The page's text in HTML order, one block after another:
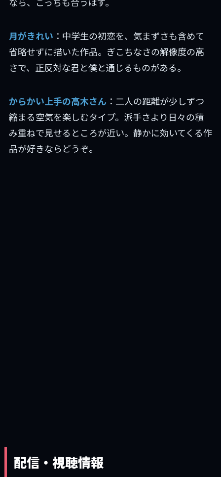
月がきれい ：中学生の初恋を、気まずさも含めて
省略せずに描いた作品。ぎこちなさの解像度の高
さで、正反対な君と僕と通じるものがある。
からかい上手の高木さん ：二人の距離が少しずつ
縮まる空気を楽しむタイプ。派手さより日々の積
み重ねで見せるところが近い。静かに効いてくる作
品が好きならどうぞ。
配信・視聴情報